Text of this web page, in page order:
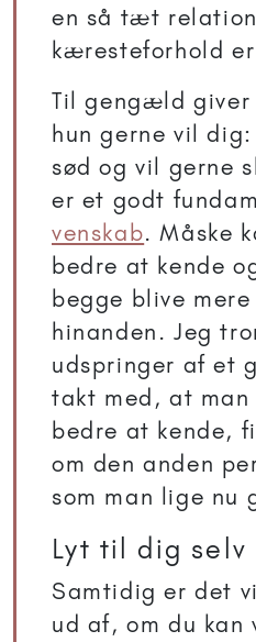
en så tæt
kæresteforhold
Til gengæld
hun gerne vil
sød og vil gerne
er et godt
venskab. Måske
bedre at kende
begge blive
hinanden. Jeg
udspringer af et
takt med, at
bedre at kende,
om den anden
som man lige nu
Lyt til dig selv
Samtidig er det
ud af, om du